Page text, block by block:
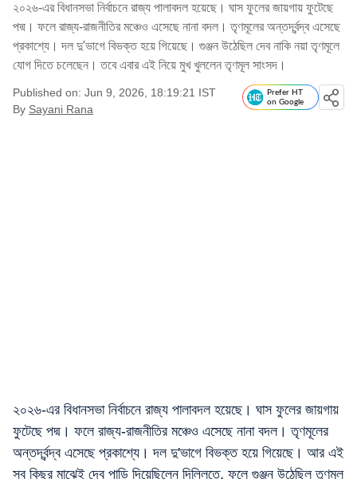
২০২৬-এর বিধানসভা নির্বাচনে রাজ্য পালাবদল হয়েছে। ঘাস ফুলের জায়গায় ফুটেছে
পদ্ম। ফলে রাজ্য-রাজনীতির মঞ্চেও এসেছে নানা বদল। তৃণমূলের অন্তর্দ্বন্দ্ব এসেছে
প্রকাশ্যে। দল দু'ভাগে বিভক্ত হয়ে গিয়েছে। গুঞ্জন উঠেছিল দেব নাকি নয়া তৃণমূলে
যোগ দিতে চলেছেন। তবে এবার এই নিয়ে মুখ খুললেন তৃণমূল সাংসদ।
Published on: Jun 9, 2026, 18:19:21 IST
By Sayani Rana
Prefer HT
on Google
২০২৬-এর বিধানসভা নির্বাচনে রাজ্য পালাবদল হয়েছে। ঘাস ফুলের জায়গায়
ফুটেছে পদ্ম। ফলে রাজ্য-রাজনীতির মঞ্চেও এসেছে নানা বদল। তৃণমূলের
অন্তর্দ্বন্দ্ব এসেছে প্রকাশ্যে। দল দু'ভাগে বিভক্ত হয়ে গিয়েছে। আর এই
সব কিছুর মাঝেই দেব পাড়ি দিয়েছিলেন দিল্লিতে, ফলে গুঞ্জন উঠেছিল তৃণমূল